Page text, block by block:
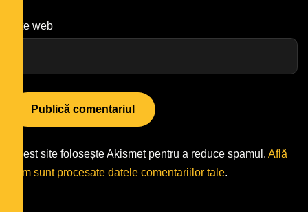
Site web
Acest site folosește Akismet pentru a reduce spamul. Află
cum sunt procesate datele comentariilor tale.